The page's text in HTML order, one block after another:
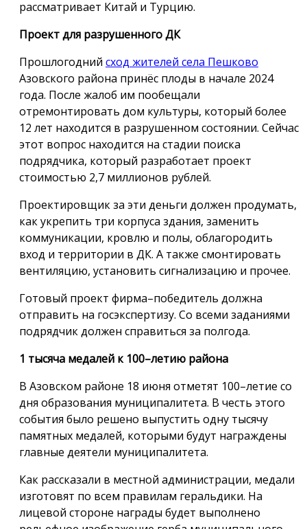
рассматривает Китай и Турцию.
Проект для разрушенного ДК
Прошлогодний сход жителей села Пешково
Азовского района принёс плоды в начале 2024
года. После жалоб им пообещали
отремонтировать дом культуры, который более
12 лет находится в разрушенном состоянии. Сейчас
этот вопрос находится на стадии поиска
подрядчика, который разработает проект
стоимостью 2,7 миллионов рублей.
Проектировщик за эти деньги должен продумать,
как укрепить три корпуса здания, заменить
коммуникации, кровлю и полы, облагородить
вход и территории в ДК. А также смонтировать
вентиляцию, установить сигнализацию и прочее.
Готовый проект фирма–победитель должна
отправить на госэкспертизу. Со всеми заданиями
подрядчик должен справиться за полгода.
1 тысяча медалей к 100–летию района
В Азовском районе 18 июня отметят 100–летие со
дня образования муниципалитета. В честь этого
события было решено выпустить одну тысячу
памятных медалей, которыми будут награждены
главные деятели муниципалитета.
Как рассказали в местной администрации, медали
изготовят по всем правилам геральдики. На
лицевой стороне награды будет выполнено